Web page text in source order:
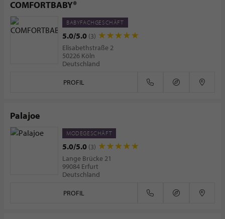
COMFORTBABY®
BABYFACHGESCHÄFT
5.0/5.0 (3)
Elisabethstraße 2
50226 Köln
Deutschland
PROFIL
Palajoe
MODEGESCHÄFT
5.0/5.0 (3)
Lange Brücke 21
99084 Erfurt
Deutschland
PROFIL